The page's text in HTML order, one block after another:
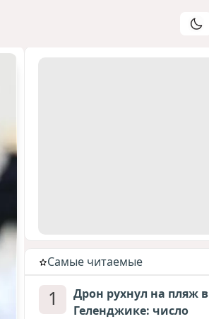
Cамые читаемые
1
Дрон рухнул на пляж в
Геленджике: число